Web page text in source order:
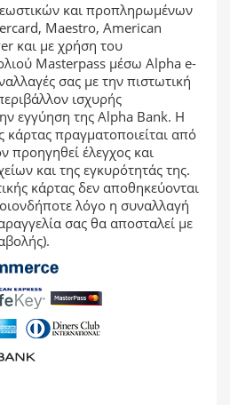
και προπληρωμένων
Maestro, American
και με χρήση του
Masterpass μέσω Alpha e-
σας με την πιστωτική
ισχυρής
εγγύηση της Alpha Bank. Η
κάρτας πραγματοποιείται από
προηγηθεί έλεγχος και
και της εγκυρότητάς της.
κάρτας δεν αποθηκεύονται
λόγο η συναλλαγή
σας θα αποσταλεί με